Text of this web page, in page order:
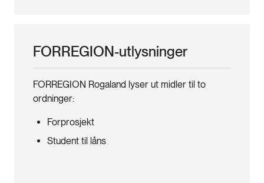
FORREGION-utlysninger
FORREGION Rogaland lyser ut midler til to
ordninger:
Forprosjekt
Student til låns